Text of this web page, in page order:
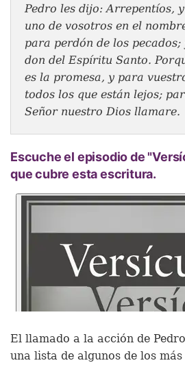
Pedro les dijo: Arrepentíos,
uno de vosotros en el
para perdón de los
don del Espíritu Santo.
es la promesa, y para
todos los que están lejos;
Señor nuestro Dios llamare.
Escuche el episodio de
que cubre esta escritura.
El llamado a la acción de
una lista de algunos de los